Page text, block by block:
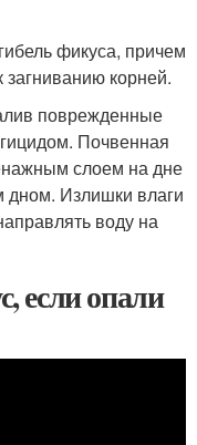
фикуса, причем
корней.
поврежденные
Почвенная
слоем на дне
дном. Излишки влаги
воду на
если опали